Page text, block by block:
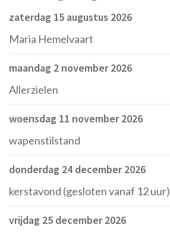
zaterdag 15 augustus 2026
Maria Hemelvaart
maandag 2 november 2026
Allerzielen
woensdag 11 november 2026
wapenstilstand
donderdag 24 december 2026
kerstavond (gesloten vanaf 12 uur)
vrijdag 25 december 2026